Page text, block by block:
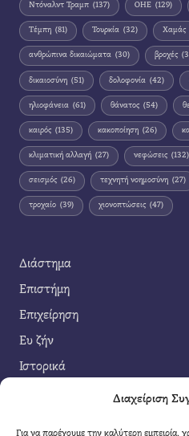
Διαχείριση
Για να παρέχουμε την καλύτερη εμπειρία,
Ντόναλντ Τραμπ (137) ΟΗΕ (129)
Τέμπη (81) Τουρκία (32) Χαμάς
ανθρώπινα δικαιώματα (30) βροχές
δικαιοσύνη (51) δολοφονία (42)
ηλιοφάνεια (61) θάνατος (54)
καιρός (135) κακοποίηση (26)
κλιματική αλλαγή (27) νεφώσεις (132)
σεισμός (26) τεχνητή νοημοσύνη (27)
τροχαίο (39) χιονοπτώσεις (47)
Διάστημα
Επιστήμη
Επιχείρηση
Ευ ζήν
Ιστορικά